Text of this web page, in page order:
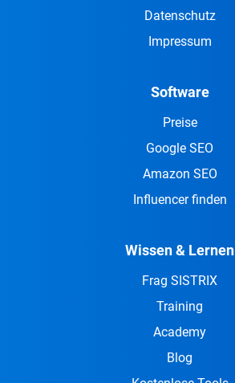
Datenschutz
Impressum
Software
Preise
Google SEO
Amazon SEO
Influencer finden
Wissen & Lernen
Frag SISTRIX
Training
Academy
Blog